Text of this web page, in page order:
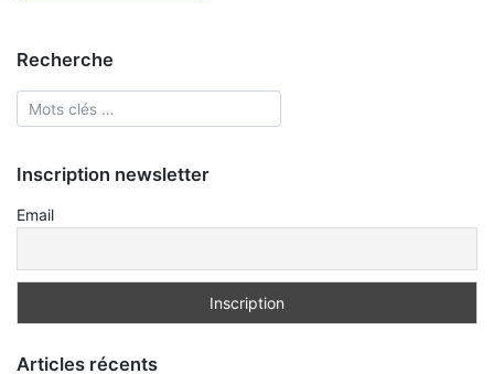
Recherche
Inscription newsletter
Email
Articles récents